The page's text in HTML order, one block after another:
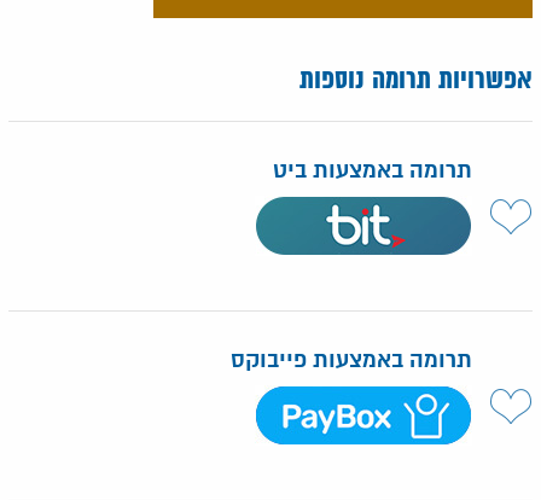
אפשרויות תרומה נוספות
תרומה באמצעות ביט
תרומה באמצעות פייבוקס